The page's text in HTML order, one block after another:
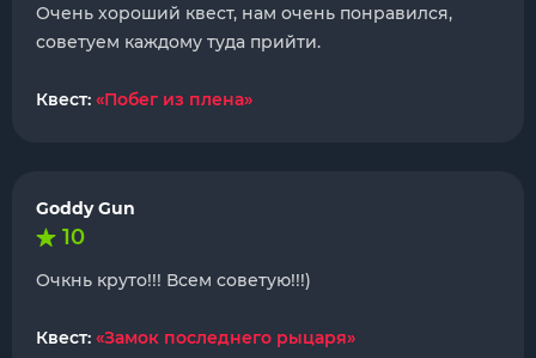
Очень хороший квест, нам очень понравился,
советуем каждому туда прийти.
Квест: «Побег из плена»
Goddy Gun
10
Очкнь круто!!! Всем советую!!!)
Квест: «Замок последнего рыцаря»